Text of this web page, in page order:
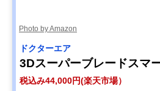
Photo by Amazon
ドクターエア
3Dスーパーブレードスマ
税込み44,000円(楽天市場）